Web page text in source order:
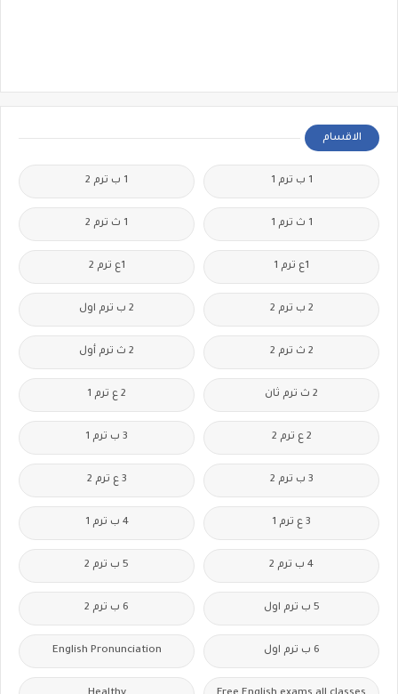
الاقسام
1 ب ترم 1 1 ب ترم 2
1 ث ترم 1 1 ث ترم 2
1ع ترم 1 1ع ترم 2
2 ب ترم 2 2 ب ترم اول
2 ث ترم 2 2 ث ترم أول
2 ث ترم ثان 2 ع ترم 1
2 ع ترم 2 3 ب ترم 1
3 ب ترم 2 3 ع ترم 2
3 ع ترم 1 4 ب ترم 1
4 ب ترم 2 5 ب ترم 2
5 ب ترم اول 6 ب ترم 2
6 ب ترم اول English Pronunciation